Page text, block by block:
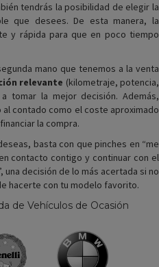
tendrás la posibilidad de elegir la
que desees. De esta manera, la
y rápida para que en poco tiempo
mano que tenemos a la venta
relevante (kilometraje, potencia,
tomar la mejor decisión. Además,
contado como el coste aproximado
la compra.
basta con que pinches en “me
contacto contigo y continuar con el
decisión de lo más acertada si no
hacerte con tu modelo favorito.
de Vehículos de Ocasión